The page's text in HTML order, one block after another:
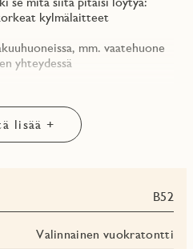
kylmälaitteet
mm. vaatehuone
yhteydessä
halutulle Tapiolan
Eepos-kortteliin. Lue lisää:
storage in the hallway and
closet. Bathroom with a
The glazed balcony opens
lisää +
B52
Valinnainen vuokratontti